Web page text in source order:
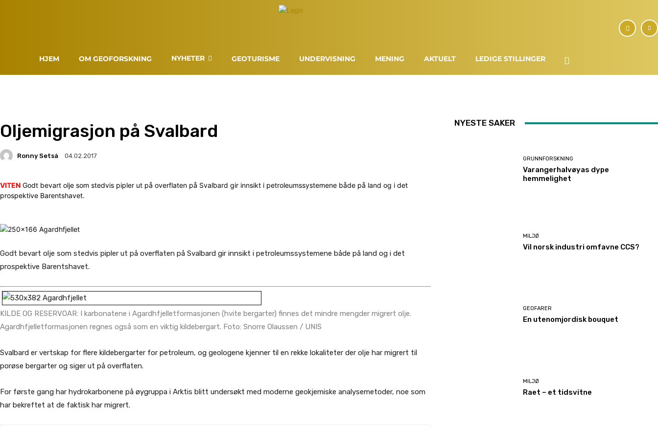
HJEM OM GEOFORSKNING NYHETER GEOTURISME UNDERVISNING MENING AKTUELT LEDIGE STILLINGER
Oljemigrasjon på Svalbard
Ronny Setså 04.02.2017
VITEN Godt bevart olje som stedvis pipler ut på overflaten på Svalbard gir innsikt i petroleumssystemene både på land og i det
prospektive Barentshavet.
Godt bevart olje som stedvis pipler ut på overflaten på Svalbard gir innsikt i petroleumssystemene både på land og i det
prospektive Barentshavet.
KILDE OG RESERVOAR: I karbonatene i Agardhfjelletformasjonen (hvite bergarter) finnes det mindre mengder migrert olje.
Agardhfjelletformasjonen regnes også som en viktig kildebergart. Foto: Snorre Olaussen / UNIS
Svalbard er vertskap for flere kildebergarter for petroleum, og geologene kjenner til en rekke lokaliteter der olje har migrert til
porøse bergarter og siger ut på overflaten.
For første gang har hydrokarbonene på øygruppa i Arktis blitt undersøkt med moderne geokjemiske analysemetoder, noe som
har bekreftet at de faktisk har migrert.
NYESTE SAKER
GRUNNFORSKNING
Varangerhalvøyas dype
hemmelighet
MILJØ
Vil norsk industri omfavne CCS?
GEOFARER
En utenomjordisk bouquet
MILJØ
Raet – et tidsvitne